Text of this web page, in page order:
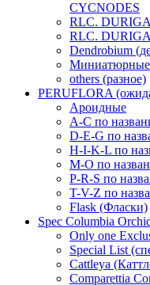
CYCNODES
RLC.
RLC.
Dendrobium
Миниатюрные
others (разное)
PERUFLORA
Ароидные
A-C по
D-E-G по
H-I-K-L по
M-O по
P-R-S по
T-V-Z по
Flask (Фласки)
Spec Columbia
Only one
Special List
Cattleya
Comparettia